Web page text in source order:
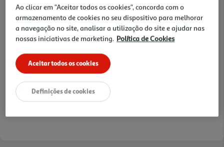
159,90 €
Receba em casa a 11/08/2026
, se encomendar até às 12h.
3h
Recolha Drive*
*Mediante disponibilidade de slot de entrega e stock em loja.
Ao clicar em "Aceitar todos os cookies", concorda com o
armazenamento de cookies no seu dispositivo para melhorar
a navegação no site, analisar a utilização do site e ajudar nas
nossas iniciativas de marketing. Política de Cookies
Aceitar todos os cookies
Definições de cookies